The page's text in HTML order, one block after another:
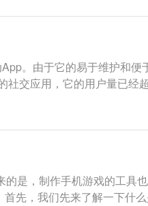
。由于它的易于维护和
社交应用，它的用户量已经
是，制作手机游戏的工具
先，我们先来了解一下什